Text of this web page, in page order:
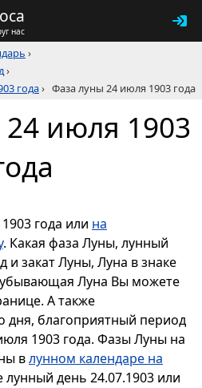
нас
›
›
года› Фаза луны 24 июля 1903 года
июля 1903
года или на
. Какая фаза Луны, лунный
и закат Луны, Луна в знаке
Луна Вы можете
А также
дня, благоприятный период
1903 года. Фазы Луны на
влунном календаре на
лунный день 24.07.1903 или